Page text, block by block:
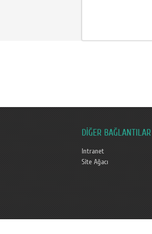
DİĞER BAĞLANTILAR
Intranet
Site Ağacı